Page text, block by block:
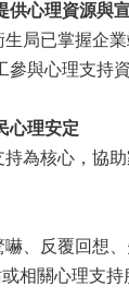
心理資源與
已掌握企業
與心理支持資
心理安定
核心，協助
反覆回想、
相關心理支持